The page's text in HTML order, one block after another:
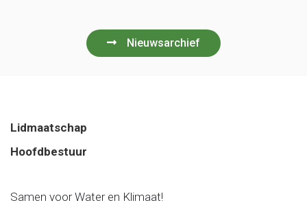
Nieuwsarchief
Lidmaatschap
Hoofdbestuur
Samen voor Water en Klimaat!